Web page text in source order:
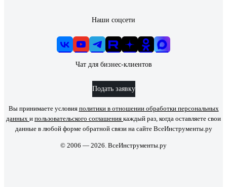
Наши соцсети
Чат для бизнес-клиентов
Подать заявку
Вы принимаете условия политики в отношении обработки персональных
данных и пользовательского соглашения каждый раз, когда оставляете свои
данные в любой форме обратной связи на сайте ВсеИнструменты.ру
© 2006 — 2026. ВсеИнструменты.ру